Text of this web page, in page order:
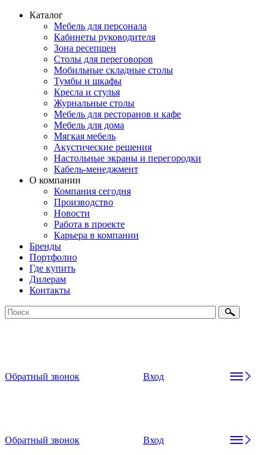
Каталог
Мебель для персонала
Кабинеты руководителя
Зона ресепшен
Столы для переговоров
Мобильные складные столы
Тумбы и шкафы
Кресла и стулья
Журнальные столы
Мебель для ресторанов и кафе
Мебель для дома
Мягкая мебель
Акустические решения
Настольные экраны и перегородки
Кабель-менеджмент
О компании
Компания сегодня
Производство
Новости
Работа в проекте
Карьера в компании
Бренды
Портфолио
Где купить
Дилерам
Контакты
Обратный звонок Вход
Обратный звонок
Вход